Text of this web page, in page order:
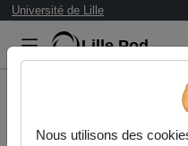
Université de Lille
Lille.Pod
Delaval-ines-l1-lettres-
Nous utilisons des